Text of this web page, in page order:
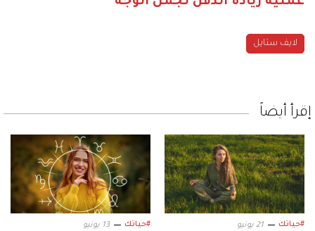
لايف ستايل
إقرأ أيضاً
#حياتك 21 يونيو #حياتك 13 يونيو